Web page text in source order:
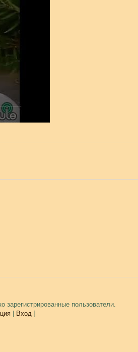
зарегистрированные пользователи.
| Вход]